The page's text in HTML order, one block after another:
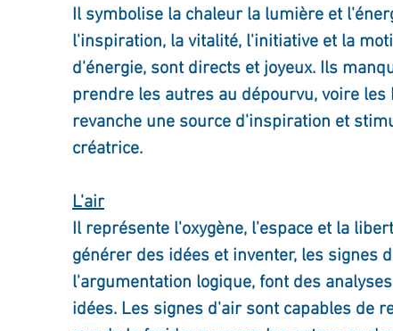
estime de soi Votre communauté
Les lois universelles Journal de bord
Il symbolise la chaleur la lumière et
l'inspiration, la vitalité, l'initiative et la
d'énergie, sont directs et joyeux. Ils
prendre les autres au dépourvu, voire
revanche une source d'inspiration et
créatrice.
L'air
Il représente l'oxygène, l'espace et la
générer des idées et inventer, les signes
l'argumentation logique, font des
idées. Les signes d'air sont capables de